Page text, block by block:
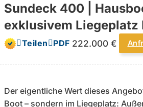
Sundeck 400 |
exklusivem Liegeplatz
Teilen PDF 222.000 €
Der eigentliche Wert dieses
Boot – sondern im Liegeplatz: